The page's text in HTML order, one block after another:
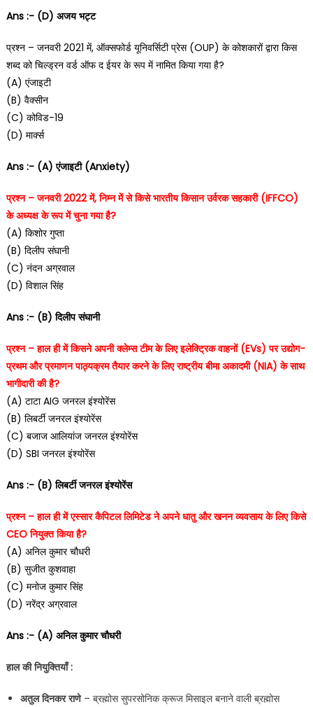
Ans :- (D) अजय भट्ट
प्रश्न – जनवरी 2021 में, ऑक्सफोर्ड यूनिवर्सिटी प्रेस (OUP) के कोशकारों द्वारा किस
शब्द को चिल्ड्रन वर्ड ऑफ द ईयर के रूप में नामित किया गया है?
(A) एंजाइटी
(B) वैक्सीन
(C) कोविड-19
(D) मार्क्स
Ans :- (A) एंजाइटी (Anxiety)
प्रश्न – जनवरी 2022 में, निम्न में से किसे भारतीय किसान उर्वरक सहकारी (IFFCO)
के अध्यक्ष के रूप में चुना गया है?
(A) किशोर गुप्ता
(B) दिलीप संघानी
(C) नंदन अग्रवाल
(D) विशाल सिंह
Ans :- (B) दिलीप संघानी
प्रश्न – हाल ही में किसने अपनी क्लेम्स टीम के लिए इलेक्ट्रिक वाहनों (EVs) पर उद्योग-
प्रथम और प्रमाणन पाठ्यक्रम तैयार करने के लिए राष्ट्रीय बीमा अकादमी (NIA) के साथ
भागीदारी की है?
(A) टाटा AIG जनरल इंश्योरेंस
(B) लिबर्टी जनरल इंश्योरेंस
(C) बजाज आलियांज जनरल इंश्योरेंस
(D) SBI जनरल इंश्योरेंस
Ans :- (B) लिबर्टी जनरल इंश्योरेंस
प्रश्न – हाल ही में एस्सार कैपिटल लिमिटेड ने अपने धातु और खनन व्यवसाय के लिए किसे
CEO नियुक्त किया है?
(A) अनिल कुमार चौधरी
(B) सुजीत कुशवाहा
(C) मनोज कुमार सिंह
(D) नरेंद्र अग्रवाल
Ans :- (A) अनिल कुमार चौधरी
हाल की नियुक्तियाँ :
अतुल दिनकर राणे– ब्रह्मोस सुपरसोनिक क्रूज मिसाइल बनाने वाली ब्रह्मोस